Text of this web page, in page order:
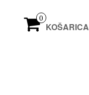
0
KOŠARICA